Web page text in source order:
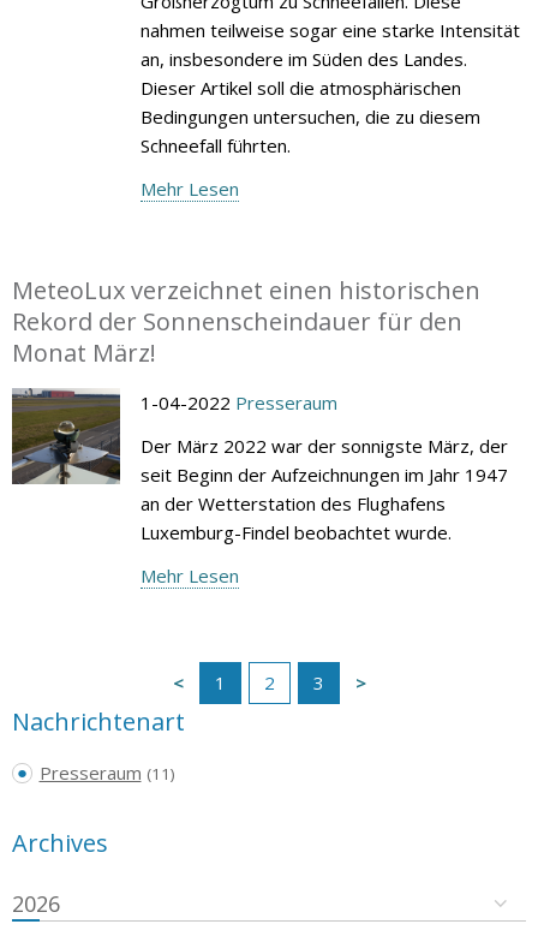
nahmen teilweise sogar eine starke Intensität
an, insbesondere im Süden des Landes.
Dieser Artikel soll die atmosphärischen
Bedingungen untersuchen, die zu diesem
Schneefall führten.
Mehr Lesen
MeteoLux verzeichnet einen historischen
Rekord der Sonnenscheindauer für den
Monat März!
1-04-2022 Presseraum
Der März 2022 war der sonnigste März, der
seit Beginn der Aufzeichnungen im Jahr 1947
an der Wetterstation des Flughafens
Luxemburg-Findel beobachtet wurde.
Mehr Lesen
1 2 3
Nachrichtenart
Presseraum (11)
Archives
2026